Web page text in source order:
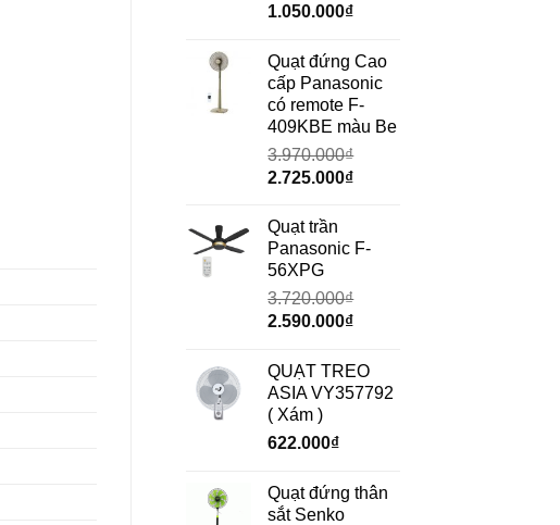
Giá
là:
1.490.000₫.
1.050.000₫Giá
tại
là:
1.050.000₫.
Quạt đứng Cao
cấp Panasonic
có remote F-
409KBE màu Be
3.970.000₫
Giá
là:
3.970.000₫.
2.725.000₫Giá
là:
Quạt trần
Panasonic F-
56XPG
3.720.000₫
Giá
là:
3.720.000₫.
2.590.000₫Giá
tại
là:
QUẠT TREO
ASIA VY357792
( Xám )
622.000₫
Quạt đứng thân
sắt Senko